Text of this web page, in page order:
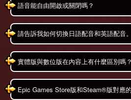
語音能自由開啟或關閉嗎？
請告訴我如何切換日語配音和英語配音。
實體版與數位版在內容上有什麼區別嗎
Epic Games Store版和Steam®版對應